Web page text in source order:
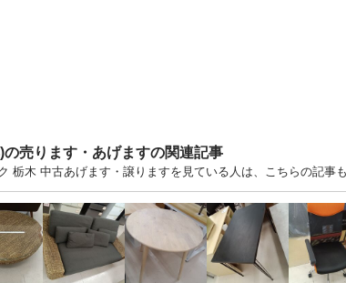
売ります・あげますの関連記事
栃木 中古あげます・譲りますを見ている人は、こちらの記事も